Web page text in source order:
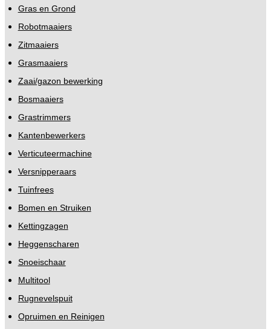
Gras en Grond
Robotmaaiers
Zitmaaiers
Grasmaaiers
Zaai/gazon bewerking
Bosmaaiers
Grastrimmers
Kantenbewerkers
Verticuteermachine
Versnipperaars
Tuinfrees
Bomen en Struiken
Kettingzagen
Heggenscharen
Snoeischaar
Multitool
Rugnevelspuit
Opruimen en Reinigen